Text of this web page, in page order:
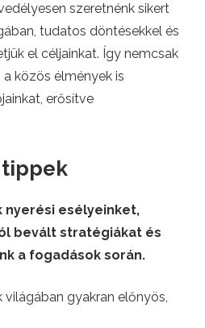
szeretnénk sikert
tudatos döntésekkel és
el céljainkat. Így nemcsak
közös élmények is
erősítve
nyerési esélyeinket,
bevált stratégiákat és
a fogadások során.
gyakran előnyös,